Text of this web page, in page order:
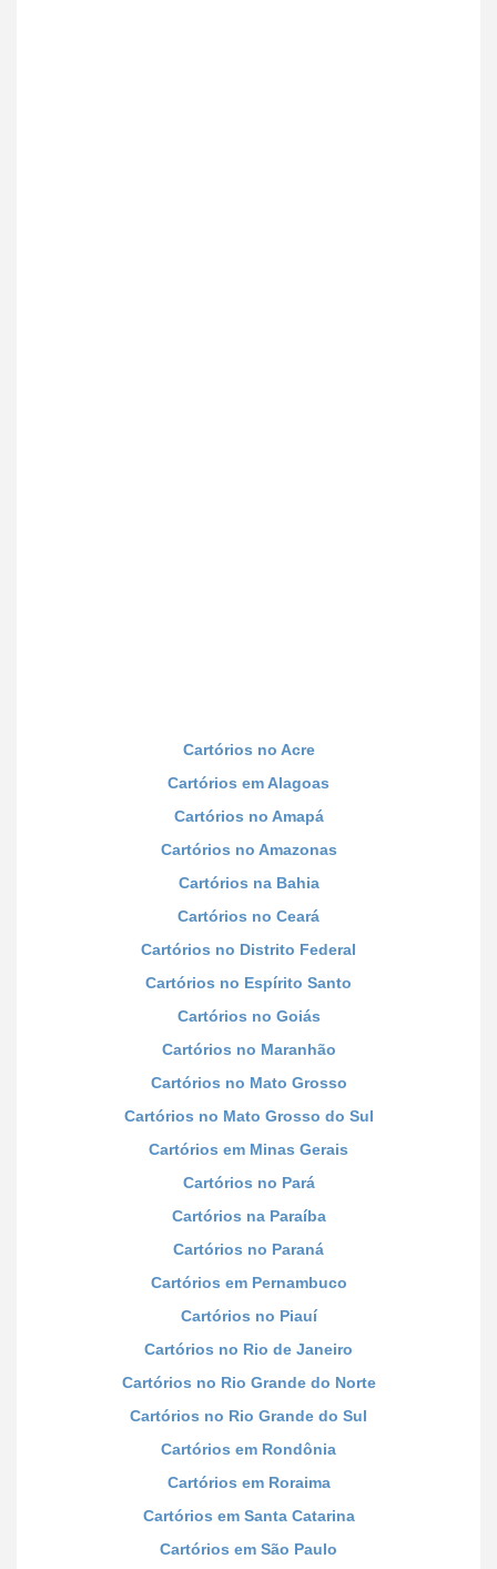
Cartórios no Acre
Cartórios em Alagoas
Cartórios no Amapá
Cartórios no Amazonas
Cartórios na Bahia
Cartórios no Ceará
Cartórios no Distrito Federal
Cartórios no Espírito Santo
Cartórios no Goiás
Cartórios no Maranhão
Cartórios no Mato Grosso
Cartórios no Mato Grosso do Sul
Cartórios em Minas Gerais
Cartórios no Pará
Cartórios na Paraíba
Cartórios no Paraná
Cartórios em Pernambuco
Cartórios no Piauí
Cartórios no Rio de Janeiro
Cartórios no Rio Grande do Norte
Cartórios no Rio Grande do Sul
Cartórios em Rondônia
Cartórios em Roraima
Cartórios em Santa Catarina
Cartórios em São Paulo